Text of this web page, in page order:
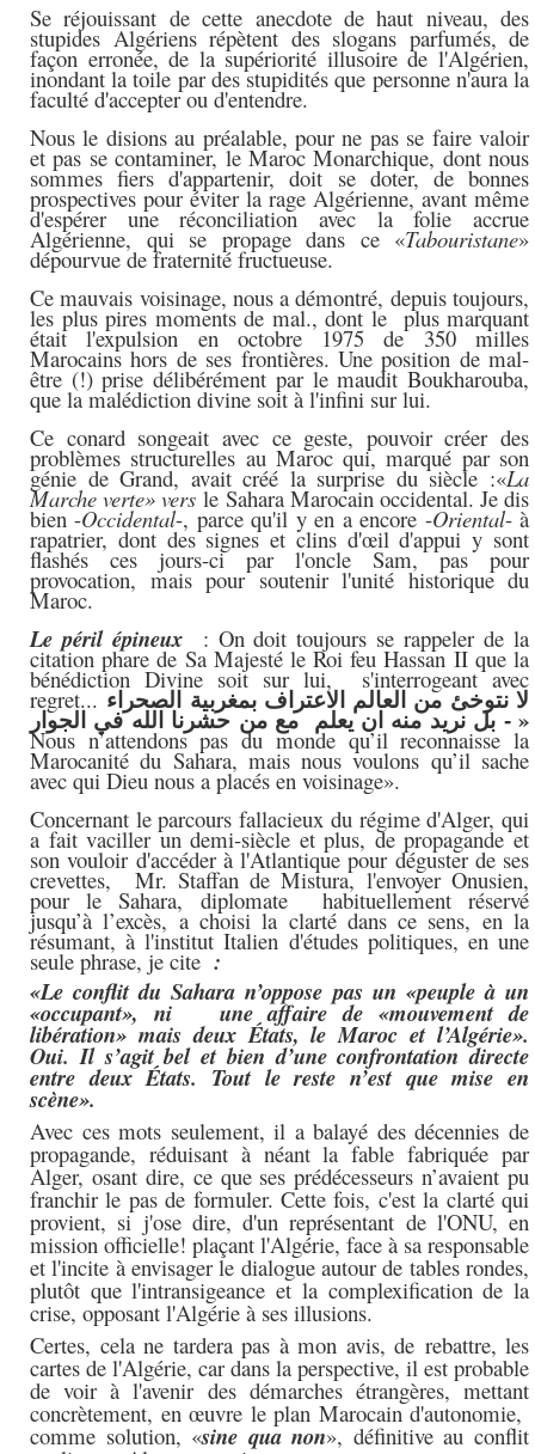
Se réjouissant de cette anecdote de haut niveau, des
stupides Algériens répètent des slogans parfumés, de
façon erronée, de la supériorité illusoire de l'Algérien,
inondant la toile par des stupidités que personne n'aura la
faculté d'accepter ou d'entendre.
Nous le disions au préalable, pour ne pas se faire valoir
et pas se contaminer, le Maroc Monarchique, dont nous
sommes fiers d'appartenir, doit se doter, de bonnes
prospectives pour éviter la rage Algérienne, avant même
d'espérer une réconciliation avec la folie accrue
Algérienne, qui se propagedans ce «Tabouristane»
dépourvue de fraternité fructueuse.
Ce mauvais voisinage, nous a démontré, depuis toujours,
les plus pires moments de mal., dont le plusmarquant
était l'expulsion en octobre 1975 de 350 milles
Marocains hors de ses frontières. Une position de mal-
être (!) prise délibérément par le maudit Boukharouba,
que la malédiction divine soit à l'infini sur lui.
Ce conard songeait avec ce geste, pouvoir créer des
problèmes structurelles au Maroc qui, marqué par son
génie de Grand, avait créé la surprise du siècle :«La
Marche verte» vers le Sahara Marocain occidental. Je dis
bien -Occidental-, parce qu'il y en a encore -Oriental- à
rapatrier, dont des signes et clins d'œil d'appui y sont
flashés ces jours-ci par l'oncle Sam, pas pour
provocation, mais pour soutenir l'unité historique du
Maroc.
Le péril épineux : On doit toujours se rappeler de la
citation phare de Sa Majesté le Roi feu Hassan II que la
bénédiction Divine soit sur lui, s'interrogeant avec
regret... لا نتوخئ من العالم الاعتراف بمغربية الصحراء
- بل نريد منه ان يعلم مع من حشرنا الله في الجوار»
Nous n’attendons pas du monde qu’il reconnaisse la
Marocanité du Sahara, mais nous voulons qu’il sache
avec qui Dieu nous a placés en voisinage».
Concernant le parcours fallacieux du régime d'Alger, qui
a fait vaciller un demi-siècle et plus, de propagande et
son vouloir d'accéder à l'Atlantique pour déguster de ses
crevettes, Mr. Staffan de Mistura, l'envoyer Onusien,
pour le Sahara, diplomate habituellement réservé
jusqu’à l’excès, a choisi la clarté dans ce sens, en la
résumant, à l'institut Italien d'études politiques,en une
seule phrase, je cite :
«Le conflit du Sahara n’oppose pas un «peuple à un
«occupant», ni une affaire de «mouvement de
libération» mais deux États, le Maroc et l’Algérie».
Oui. Il s’agit bel et bien d’une confrontation directe
entre deux États. Tout le reste n’est que mise en
scène».
Avec ces mots seulement, il a balayé des décennies de
propagande, réduisant à néant la fable fabriquée par
Alger,osant dire, ce que ses prédécesseurs n’avaient pu
franchir le pas de formuler. Cette fois, c'est la clarté qui
provient, si j'ose dire, d'un représentant de l'ONU, en
mission officielle! plaçant l'Algérie, face à sa responsable
et l'incite à envisager le dialogue autour de tables rondes,
plutôt que l'intransigeance et la complexification de la
crise, opposant l'Algérie à ses illusions.
Certes, cela ne tardera pas à mon avis, de rebattre, les
cartes de l'Algérie, car dans la perspective, il est probable
de voir à l'avenir des démarches étrangères, mettant
concrètement, en œuvre le plan Marocain d'autonomie,
comme solution, «sine qua non», définitive au conflit